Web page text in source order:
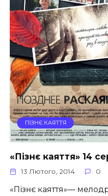
ПІЗНЄ КАЯТТЯ
«Пізнє каяття» 14
13 Лютого, 2014 0
«Пізнє каяття»—